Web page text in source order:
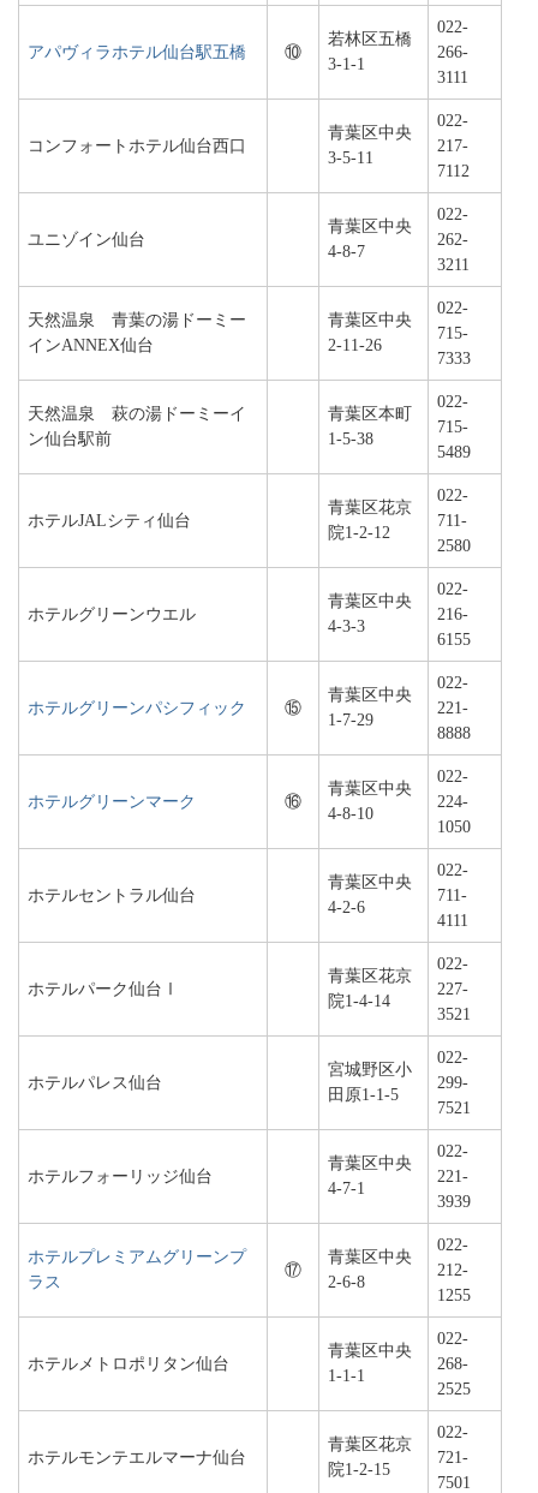
アパヴィラホテル仙台駅五橋 ⑩
若林区五橋
3-1-1
022-
266-
3111
コンフォートホテル仙台西口
青葉区中央
3-5-11
022-
217-
7112
ユニゾイン仙台
青葉区中央
4-8-7
022-
262-
3211
天然温泉 青葉の湯ドーミー
インANNEX仙台
青葉区中央
2-11-26
022-
715-
7333
天然温泉 萩の湯ドーミーイ
ン仙台駅前
青葉区本町
1-5-38
022-
715-
5489
ホテルJALシティ仙台
青葉区花京
院1-2-12
022-
711-
2580
ホテルグリーンウエル
青葉区中央
4-3-3
022-
216-
6155
ホテルグリーンパシフィック ⑮
青葉区中央
1-7-29
022-
221-
8888
ホテルグリーンマーク ⑯
青葉区中央
4-8-10
022-
224-
1050
ホテルセントラル仙台
青葉区中央
4-2-6
022-
711-
4111
ホテルパーク仙台Ⅰ
青葉区花京
院1-4-14
022-
227-
3521
ホテルパレス仙台
宮城野区小
田原1-1-5
022-
299-
7521
ホテルフォーリッジ仙台
青葉区中央
4-7-1
022-
221-
3939
ホテルプレミアムグリーンプ
ラス
⑰
青葉区中央
2-6-8
022-
212-
1255
ホテルメトロポリタン仙台
青葉区中央
1-1-1
022-
268-
2525
ホテルモンテエルマーナ仙台
青葉区花京
院1-2-15
022-
721-
7501